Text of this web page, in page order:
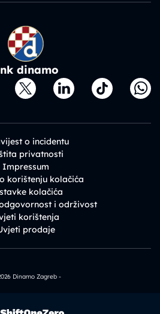
dinamo
o incidentu
privatnosti
Impressum
korištenju kolačića
kolačića
i održivost
korištenja
prodaje
Dinamo Zagreb -